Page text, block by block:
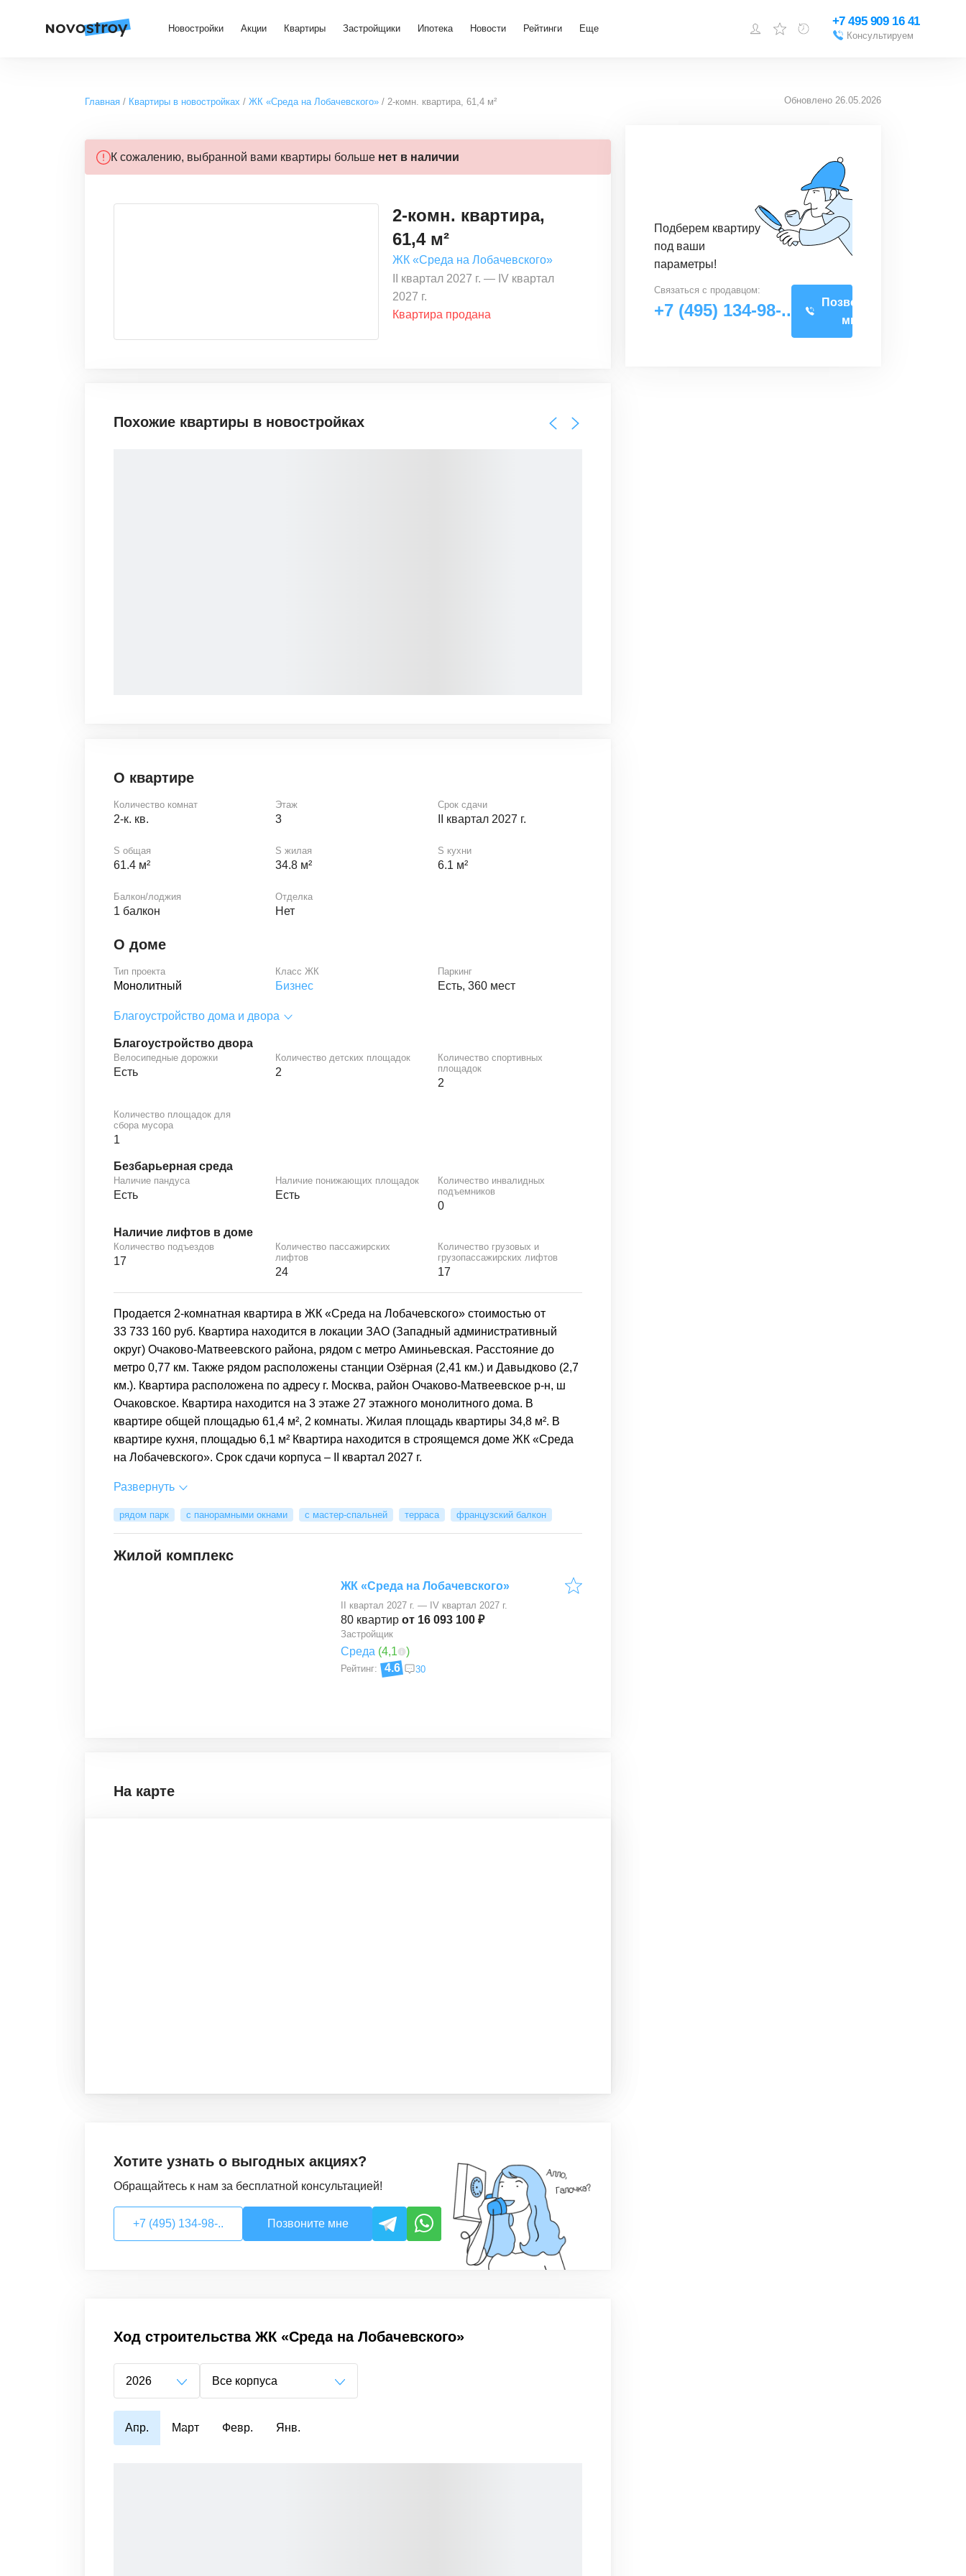
Новостройки Акции Квартиры Застройщики Ипотека Новости Рейтинги Еще
Добавить объект
+7 495 909 16 41
Консультируем
Главная Квартиры в новостройках ЖК «Среда на Лобачевского» 2-комн. квартира, 61,4 м² Обновлено 26.05.2026
К сожалению, выбранной вами квартиры больше нет в наличии
2-комн. квартира,
61,4 м²
ЖК «Среда на Лобачевского»
II квартал 2027 г. — IV квартал
2027 г.
Квартира продана
Похожие квартиры в новостройках
О квартире
Количество комнат
2-к. кв.
Этаж
3
Срок сдачи
II квартал 2027 г.
S общая
61.4 м²
S жилая
34.8 м²
S кухни
6.1 м²
Балкон/лоджия
1 балкон
Отделка
Нет
О доме
Тип проекта
Монолитный
Класс ЖК
Бизнес
Паркинг
Есть, 360 мест
Благоустройство дома и двора
Благоустройство двора
Велосипедные дорожки
Есть
Количество детских площадок
2
Количество спортивных
площадок
2
Количество площадок для
сбора мусора
1
Безбарьерная среда
Наличие пандуса
Есть
Наличие понижающих площадок
Есть
Количество инвалидных
подъемников
0
Наличие лифтов в доме
Количество подъездов
17
Количество пассажирских
лифтов
24
Количество грузовых и
грузопассажирских лифтов
17
Продается 2-комнатная квартира в ЖК «Среда на Лобачевского» стоимостью от
33 733 160 руб. Квартира находится в локации ЗАО (Западный административный
округ) Очаково-Матвеевского района, рядом с метро Аминьевская. Расстояние до
метро 0,77 км. Также рядом расположены станции Озёрная (2,41 км.) и Давыдково (2,7
км.). Квартира расположена по адресу г. Москва, район Очаково-Матвеевское р-н, ш
Очаковское. Квартира находится на 3 этаже 27 этажного монолитного дома. В
квартире общей площадью 61,4 м², 2 комнаты. Жилая площадь квартиры 34,8 м². В
квартире кухня, площадью 6,1 м² Квартира находится в строящемся доме ЖК «Среда
на Лобачевского». Срок сдачи корпуса – II квартал 2027 г.
Развернуть
рядом парк с панорамными окнами с мастер-спальней терраса французский балкон
Жилой комплекс
ЖК «Среда на Лобачевского»
II квартал 2027 г. — IV квартал 2027 г.
80 квартир от 16 093 100 ₽
Застройщик
Среда (4,1 )
Рейтинг: 4.6 30
На карте
Хотите узнать о выгодных акциях?
Обращайтесь к нам за бесплатной консультацией!
+7 (495) 134-98-.. Позвоните мне
Ход строительства ЖК «Среда на Лобачевского»
2026 Все корпуса
Апр. Март Февр. Янв.
Подберем квартиру
под ваши
параметры!
Связаться с продавцом:
+7 (495) 134-98-..
Позвоните
мне